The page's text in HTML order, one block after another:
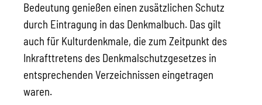
Bedeutung genießen einen zusätzlichen Schutz
durch Eintragung in das Denkmalbuch. Das gilt
auch für Kulturdenkmale, die zum Zeitpunkt des
Inkrafttretens des Denkmalschutzgesetzes in
entsprechenden Verzeichnissen eingetragen
waren.